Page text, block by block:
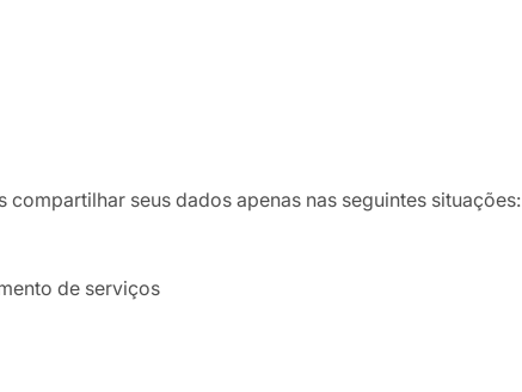
seus dados apenas nas seguintes situações:
de serviços